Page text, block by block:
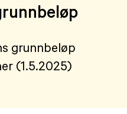
grunnbeløp
(1.5.2025)